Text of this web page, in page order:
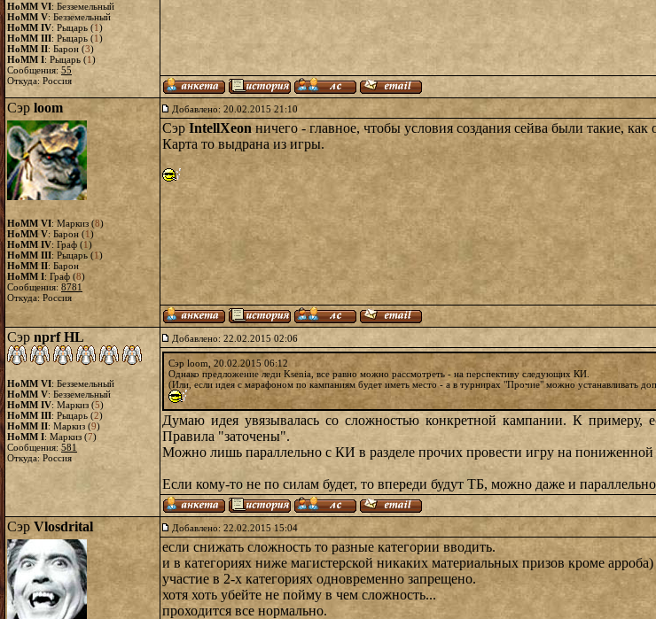
HoMM VI: Безземельный
HoMM V: Безземельный
HoMM IV: Рыцарь (1)
HoMM III: Рыцарь (1)
HoMM II: Барон (3)
HoMM I: Рыцарь (1)
Сообщения: 55
Откуда: Россия
Сэр loom
HoMM VI: Маркиз (8)
HoMM V: Барон (1)
HoMM IV: Граф (1)
HoMM III: Рыцарь (1)
HoMM II: Барон
HoMM I: Граф (8)
Сообщения: 8781
Откуда: Россия
Добавлено: 20.02.2015 21:10
Сэр IntellXeonничего - главное, чтобы условия создания сейва были такие, как
Карта то выдрана из игры.
Сэр nprf HL
HoMM VI: Безземельный
HoMM V: Безземельный
HoMM IV: Маркиз (5)
HoMM III: Рыцарь (2)
HoMM II: Маркиз (9)
HoMM I: Маркиз (7)
Сообщения: 581
Откуда: Россия
Добавлено: 22.02.2015 02:06
Сэр loom, 20.02.2015 06:12
Однако предложение леди Ksenia, все равно можно рассмотреть - на перспективу следующих КИ.
(Или, если идея с марафоном по кампаниям будет иметь место - а в турнирах "Прочие" можно устанавливать
Думаю идея увязывалась со сложностью конкретной кампании. К
Правила "заточены".
Можно лишь параллельно с КИ в разделе прочих провести игру на
Если кому-то не по силам будет, то впереди будут ТБ, можно даже и
Сэр Vlosdrital Добавлено: 22.02.2015 15:04
если снижать сложность то разные категории вводить.
и в категориях ниже магистерской никаких материальных призов кроме арроба)
участие в 2-х категориях одновременно запрещено.
хотя хоть убейте не пойму в чем сложность...
проходится все нормально.